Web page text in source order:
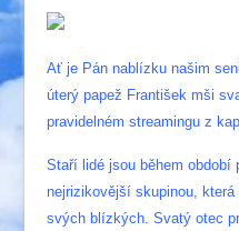
Ať je Pán nablízku našim
úterý papež František mši
pravidelném streamingu z
Staří lidé jsou během období
nejrizikovější skupinou,
svých blízkých. Svatý otec